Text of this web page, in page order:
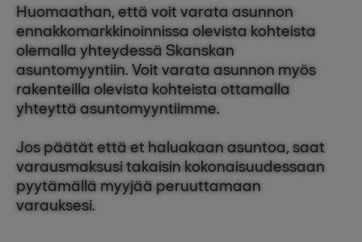
Huomaathan, että voit varata asunnon
ennakkomarkkinoinnissa olevista kohteista
olemalla yhteydessä Skanskan
asuntomyyntiin. Voit varata asunnon myös
rakenteilla olevista kohteista ottamalla
yhteyttä asuntomyyntiimme.
Jos päätät että et haluakaan asuntoa, saat
varausmaksusi takaisin kokonaisuudessaan
pyytämällä myyjää peruuttamaan
varauksesi.